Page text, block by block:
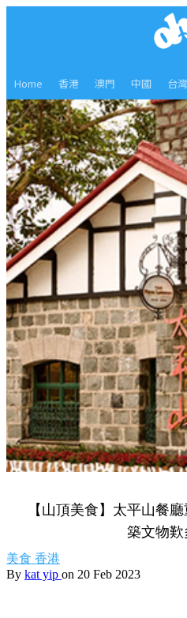
Home 香港 澳門 中國 台灣
【山頂美食】太平山餐
築文物歎
美食 香港
By kat yip on 20 Feb 2023